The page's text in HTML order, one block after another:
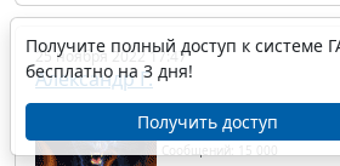
25 ноября 2022 17:47
Александр Г.
Дата регистрации: 29.04.2008
Сообщений: 15 000
Получите полный доступ к системе
бесплатно на 3 дня!
Получить доступ